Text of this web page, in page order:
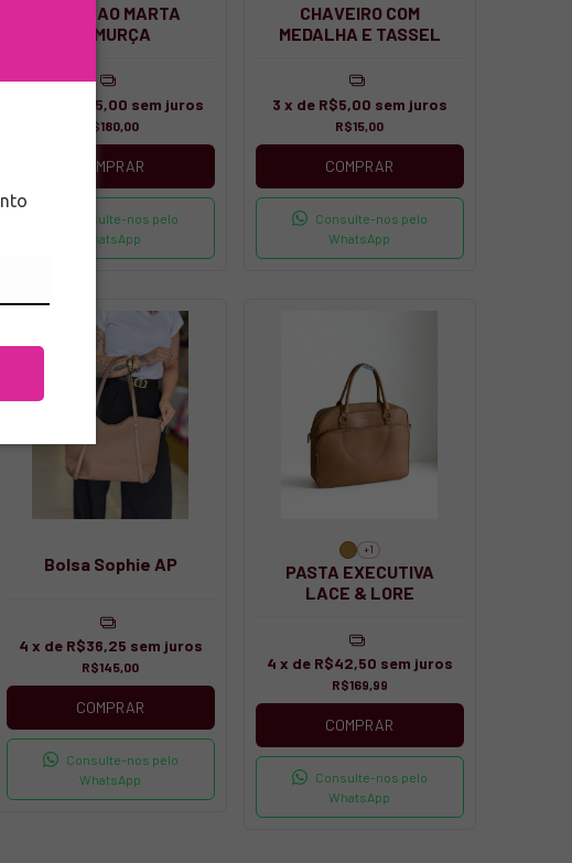
SACOLAO MARTA
CAMURÇA
R$180,00
R$45,00 sem juros
COMPRAR
Consulte-nos pelo
WhatsApp
CHAVEIRO COM
MEDALHA E TASSEL
R$15,00
3 x de R$5,00 sem juros
COMPRAR
Consulte-nos pelo
WhatsApp
Bolsa Sophie AP
R$145,00
4 x de R$36,25 sem juros
COMPRAR
Consulte-nos pelo
WhatsApp
+1
PASTA EXECUTIVA
LACE & LORE
R$169,99
4 x de R$42,50 sem juros
COMPRAR
Consulte-nos pelo
WhatsApp